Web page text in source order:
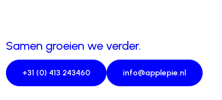
Samen groeien we verder.
+31 (0) 413 243460 info@applepie.nl